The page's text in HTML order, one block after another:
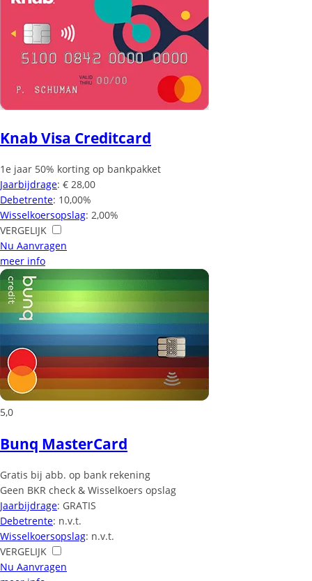
Knab Visa Creditcard
1e jaar 50% korting op bankpakket
Jaarbijdrage: € 28,00
Debetrente: 10,00%
Wisselkoersopslag: 2,00%
VERGELIJK
Nu Aanvragen
meer info
5,0
Bunq MasterCard
Gratis bij abb. op bank rekening
Geen BKR check & Wisselkoers opslag
Jaarbijdrage: GRATIS
Debetrente: n.v.t.
Wisselkoersopslag: n.v.t.
VERGELIJK
Nu Aanvragen